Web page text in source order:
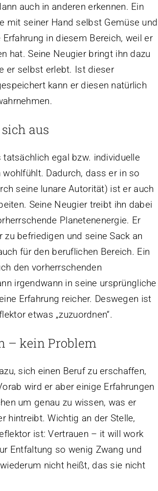
auch in anderen erkennen. Ein
mit seiner Hand selbst Gemüse und
in diesem Bereich, weil er
hat. Seine Neugier bringt ihn dazu
er selbst erlebt. Ist dieser
kann er diesen natürlich
aus
egal bzw. individuelle
Dadurch, dass er in so
seine lunare Autorität) ist er auch
Seine Neugier treibt ihn dabei
Planetenenergie. Er
befriedigen und seine Sack an
für den beruflichen Bereich. Ein
den vorherrschenden
irgendwann in seine ursprüngliche
Erfahrung reicher. Deswegen ist
etwas „zuzuordnen“.
– kein Problem
sich einen Beruf zu erschaffen,
wird er aber einige Erfahrungen
um genau zu wissen, was er
hintreibt. Wichtig an der Stelle,
ist: Vertrauen – it will work
Entfaltung so wenig Zwang und
nicht heißt, das sie nicht